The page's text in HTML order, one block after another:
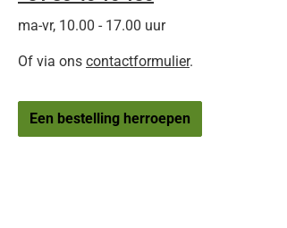
ma-vr, 10.00 - 17.00 uur
Of via ons contactformulier.
Een bestelling herroepen